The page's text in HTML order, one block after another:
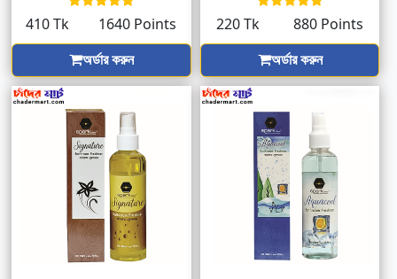
410 Tk
1640 Points
অর্ডার করুন
220 Tk
880 Points
অর্ডার করুন